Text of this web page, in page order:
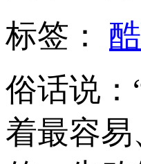
标签：
俗话说
着最容